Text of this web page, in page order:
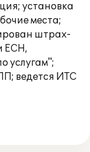
установка
места;
штрах-
ЕСН,
услугам";
ведется ИТС